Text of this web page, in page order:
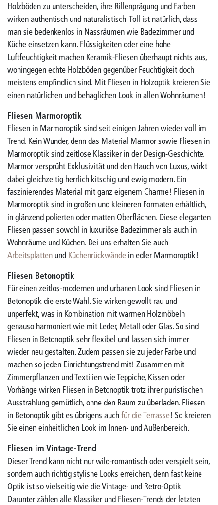
Holzböden zu unterscheiden, ihre Rillenprägung und Farben
wirken authentisch und naturalistisch. Toll ist natürlich, dass
man sie bedenkenlos in Nassräumen wie Badezimmer und
Küche einsetzen kann. Flüssigkeiten oder eine hohe
Luftfeuchtigkeit machen Keramik-Fliesen überhaupt nichts aus,
wohingegen echte Holzböden gegenüber Feuchtigkeit doch
meistens empfindlich sind. Mit Fliesen in Holzoptik kreieren Sie
einen natürlichen und behaglichen Look in allen Wohnräumen!
Fliesen Marmoroptik
Fliesen in Marmoroptik sind seit einigen Jahren wieder voll im
Trend. Kein Wunder, denn das Material Marmor sowie Fliesen in
Marmoroptik sind zeitlose Klassiker in der Design-Geschichte.
Marmor versprüht Exklusivität und den Hauch von Luxus, wirkt
dabei gleichzeitig herrlich kitschig und ewig modern. Ein
faszinierendes Material mit ganz eigenem Charme! Fliesen in
Marmoroptik sind in großen und kleineren Formaten erhältlich,
in glänzend polierten oder matten Oberflächen. Diese eleganten
Fliesen passen sowohl in luxuriöse Badezimmer als auch in
Wohnräume und Küchen. Bei uns erhalten Sie auch
Arbeitsplatten und Küchenrückwände in edler Marmoroptik!
Fliesen Betonoptik
Für einen zeitlos-modernen und urbanen Look sind Fliesen in
Betonoptik die erste Wahl. Sie wirken gewollt rau und
unperfekt, was in Kombination mit warmen Holzmöbeln
genauso harmoniert wie mit Leder, Metall oder Glas. So sind
Fliesen in Betonoptik sehr flexibel und lassen sich immer
wieder neu gestalten. Zudem passen sie zu jeder Farbe und
machen so jeden Einrichtungstrend mit! Zusammen mit
Zimmerpflanzen und Textilien wie Teppiche, Kissen oder
Vorhänge wirken Fliesen in Betonoptik trotz ihrer puristischen
Ausstrahlung gemütlich, ohne den Raum zu überladen. Fliesen
in Betonoptik gibt es übrigens auch für die Terrasse! So kreieren
Sie einen einheitlichen Look im Innen- und Außenbereich.
Fliesen im Vintage-Trend
Dieser Trend kann nicht nur wild-romantisch oder verspielt sein,
sondern auch richtig stylishe Looks erreichen, denn fast keine
Optik ist so vielseitig wie die Vintage- und Retro-Optik.
Darunter zählen alle Klassiker und Fliesen-Trends der letzten